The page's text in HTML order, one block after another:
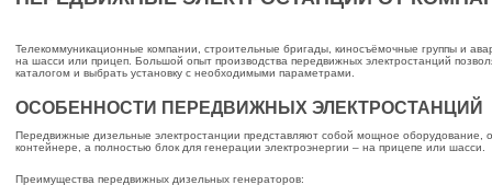
Телекоммуникационные​ компании, строительные бригады, киносъёмочные группы и
на шасси или прицеп. Большой опыт производства передвижных электростанций
каталогом и выбрать установку с необходимыми параметрами.
ОСОБЕННОСТИ ПЕРЕДВИЖНЫХ ЭЛЕКТРОСТАНЦИЙ
Передвижные дизельные электростанции представляют собой мощное оборудование,
контейнере, а полностью блок для генерации электроэнергии – на прицепе или шасси.
Преимущества передвижных дизельных генераторов: